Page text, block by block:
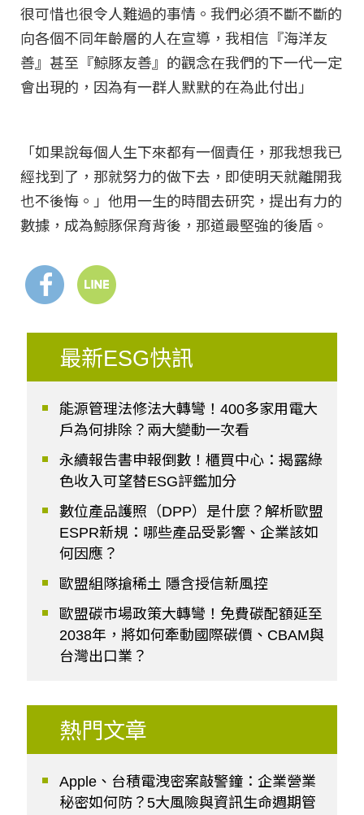
很可惜也很令人難過的事情。我們必須不斷不斷的
向各個不同年齡層的人在宣導，我相信『海洋友
善』甚至『鯨豚友善』的觀念在我們的下一代一定
會出現的，因為有一群人默默的在為此付出」
「如果說每個人生下來都有一個責任，那我想我已
經找到了，那就努力的做下去，即使明天就離開我
也不後悔。」他用一生的時間去研究，提出有力的
數據，成為鯨豚保育背後，那道最堅強的後盾。
最新ESG快訊
能源管理法修法大轉彎！400多家用電大
戶為何排除？兩大變動一次看
永續報告書申報倒數！櫃買中心：揭露綠
色收入可望替ESG評鑑加分
數位產品護照（DPP）是什麼？解析歐盟
ESPR新規：哪些產品受影響、企業該如
何因應？
歐盟組隊搶稀土 隱含授信新風控
歐盟碳市場政策大轉彎！免費碳配額延至
2038年，將如何牽動國際碳價、CBAM與
台灣出口業？
熱門文章
Apple、台積電洩密案敲警鐘：企業營業
秘密如何防？5大風險與資訊生命週期管